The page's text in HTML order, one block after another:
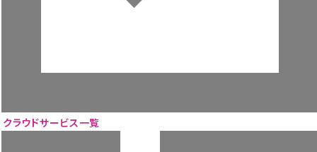
クラウドサービス一覧
ウェビナー